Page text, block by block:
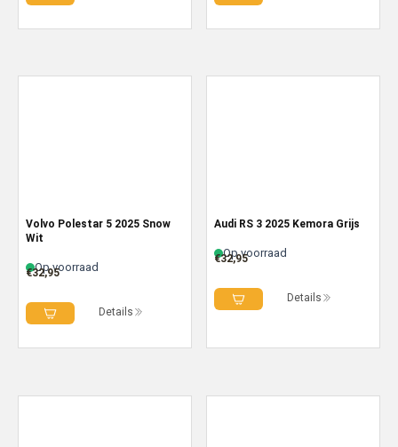
Volvo Polestar 5 2025 Snow
Wit
Op voorraad
€32,95
Details
Audi RS 3 2025 Kemora Grijs
Op voorraad
€32,95
Details